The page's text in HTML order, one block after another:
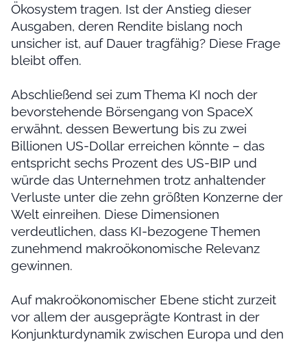
Ökosystem tragen. Ist der Anstieg dieser
Ausgaben, deren Rendite bislang noch
unsicher ist, auf Dauer tragfähig? Diese Frage
bleibt offen.
Abschließend sei zum Thema KI noch der
bevorstehende Börsengang von SpaceX
erwähnt, dessen Bewertung bis zu zwei
Billionen US-Dollar erreichen könnte – das
entspricht sechs Prozent des US-BIP und
würde das Unternehmen trotz anhaltender
Verluste unter die zehn größten Konzerne der
Welt einreihen. Diese Dimensionen
verdeutlichen, dass KI-bezogene Themen
zunehmend makroökonomische Relevanz
gewinnen.
Auf makroökonomischer Ebene sticht zurzeit
vor allem der ausgeprägte Kontrast in der
Konjunkturdynamik zwischen Europa und den